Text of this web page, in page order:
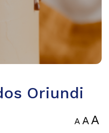
Oriundi